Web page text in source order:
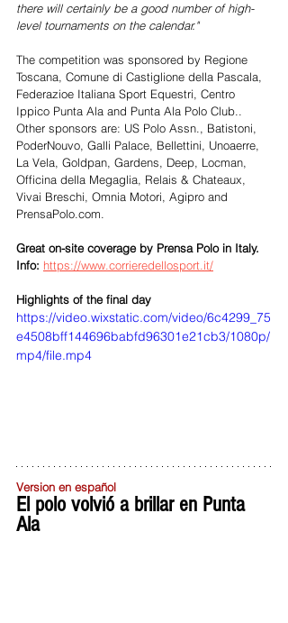
there will certainly be a good number of high-
level tournaments on the calendar."
The competition was sponsored by Regione
Toscana, Comune di Castiglione della Pascala,
Federazioe Italiana Sport Equestri, Centro
Ippico Punta Ala and Punta Ala Polo Club..
Other sponsors are: US Polo Assn., Batistoni,
PoderNouvo, Galli Palace, Bellettini, Unoaerre,
La Vela, Goldpan, Gardens, Deep, Locman,
Officina della Megaglia, Relais & Chateaux,
Vivai Breschi, Omnia Motori, Agipro and
PrensaPolo.com.
Great on-site coverage by Prensa Polo in Italy.
Info: https://www.corrieredellosport.it/
Highlights of the final day
https://video.wixstatic.com/video/6c4299_75
e4508bff144696babfd96301e21cb3/1080p/
mp4/file.mp4
Version en español
El polo volvió a brillar en Punta
Ala